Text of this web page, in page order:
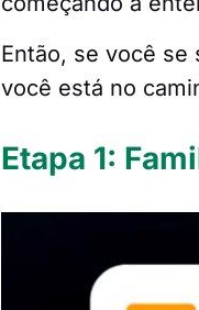
Então, se você
você está no
Etapa 1: